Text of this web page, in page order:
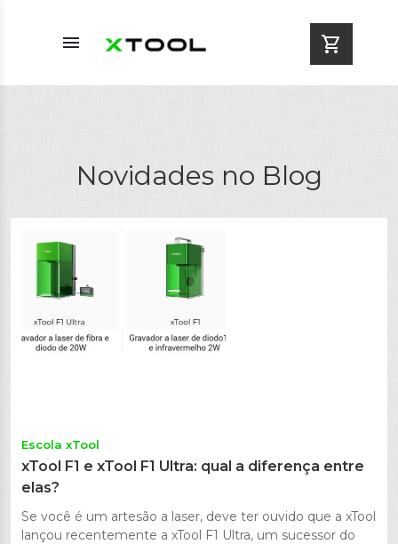
menu shopping_cart
Novidades no Blog
Escola xTool
xTool F1 e xTool F1 Ultra: qual a diferença entre
elas?
Se você é um artesão a laser, deve ter ouvido que a xTool
lançou recentemente a xTool F1 Ultra, um sucessor do